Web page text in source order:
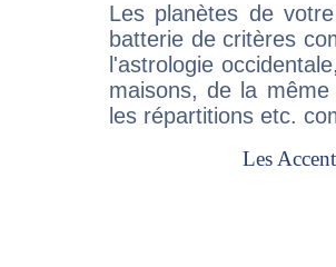
Les planètes de
batterie de critères
l'astrologie
maisons, de la
les répartitions etc.